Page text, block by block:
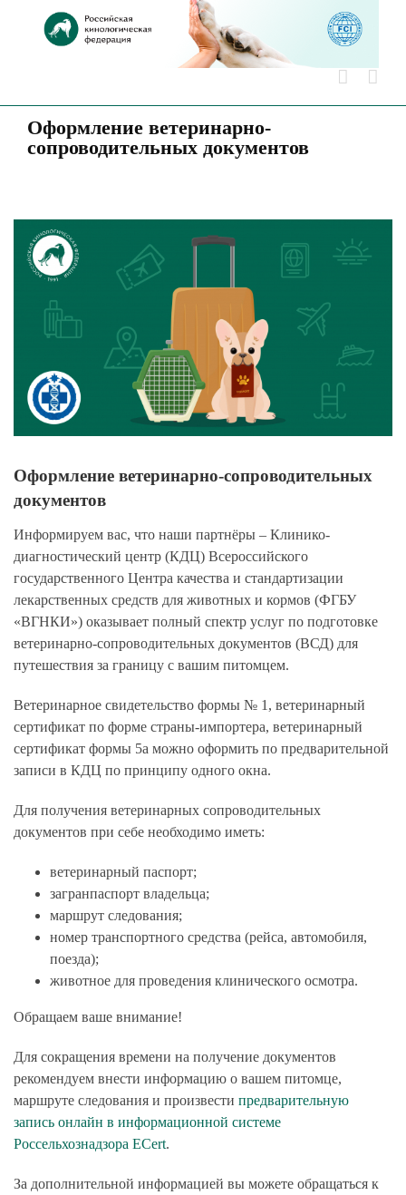
Оформление ветеринарно-
сопроводительных документов
View
Larger
Image
Оформление ветеринарно-сопроводительных
документов
Информируем вас, что наши партнёры – Клинико-
диагностический центр (КДЦ) Всероссийского
государственного Центра качества и стандартизации
лекарственных средств для животных и кормов (ФГБУ
«ВГНКИ») оказывает полный спектр услуг по подготовке
ветеринарно-сопроводительных документов (ВСД) для
путешествия за границу с вашим питомцем.
Ветеринарное свидетельство формы № 1, ветеринарный
сертификат по форме страны-импортера, ветеринарный
сертификат формы 5а можно оформить по предварительной
записи в КДЦ по принципу одного окна.
Для получения ветеринарных сопроводительных
документов при себе необходимо иметь:
ветеринарный паспорт;
загранпаспорт владельца;
маршрут следования;
номер транспортного средства (рейса, автомобиля,
поезда);
животное для проведения клинического осмотра.
Обращаем ваше внимание!
Для сокращения времени на получение документов
рекомендуем внести информацию о вашем питомце,
маршруте следования и произвести предварительную
запись онлайн в информационной системе
Россельхознадзора ECert.
За дополнительной информацией вы можете обращаться к